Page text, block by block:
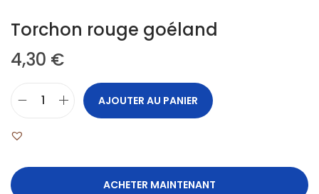
Torchon rouge goéland
4,30 €
AJOUTER AU PANIER
ACHETER MAINTENANT